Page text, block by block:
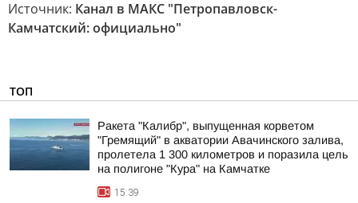
Источник: Канал в МАКС "Петропавловск-
Камчатский: официально"
ТОП
Ракета "Калибр", выпущенная корветом
"Гремящий" в акватории Авачинского залива,
пролетела 1 300 километров и поразила цель
на полигоне "Кура" на Камчатке
15:39